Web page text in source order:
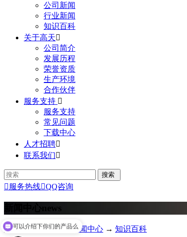
公司新闻
行业新闻
知识百科
关于高天
公司简介
发展历程
荣誉资质
生产环境
合作伙伴
服务支持 
服务支持
常见问题
下载中心
人才招聘
联系我们
 服务热线QQ咨询
news
您的位置：首页→新闻中心 → 知识百科